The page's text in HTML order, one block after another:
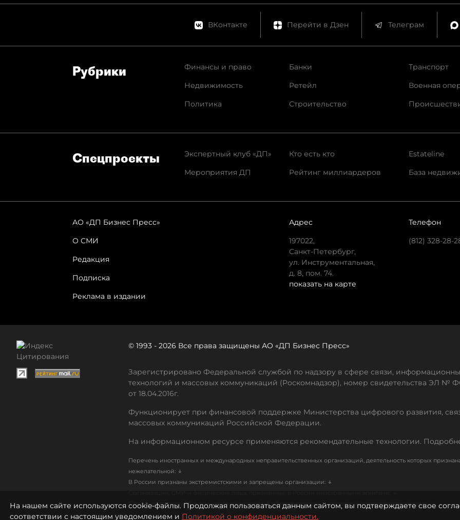
ВКонтакте Перейти в Дзен Телеграм
Рубрики
Финансы и право
Недвижимость
Политика
Банки
Ретейл
Строительство
Транспорт
Военная
Спец­проекты
Экспертный клуб «ДП»
Мероприятия ДП
Кто есть кто
Рейтинг миллиардеров
Estateline
База
АО «ДП Бизнес Пресс»
О СМИ
Редакция
Подписка
Реклама в издании
Адрес
197022,
Санкт-Петербург,
ул. Инструментальная,
д. 8, пом. 74.
показать на карте
Телефон
(812) 328-28-
© 1993 - 2026 Все права защищены АО «ДП Бизнес Пресс»
Зарегистрировано Федеральной службой по надзору в сфере связи,
технологий и массовых коммуникаций (Роскомнадзор), номер свидетельства ЭЛ №
от 18.04.2016г.
Функционирует при финансовой поддержке Министерства цифрового развития,
массовых коммуникаций Российской Федерации.
На информационном ресурсе применяются рекомендательные технологии.
Перечень иностранных и международных неправительственных организаций, деятельность которых
нежелательной: ↓
В России признаны экстремистскими и запрещены организации: ↓
Список организаций, в том числе иностранных и международных, признанных террористическими↓
На нашем сайте используются cookie-файлы. Продолжая пользоваться данным сайтом, вы подтверждаете свое
соответствии с настоящим уведомлением и Политикой о конфиденциальности.